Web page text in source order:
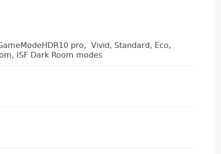
pro, Vivid, Standard, Eco,
ISF Dark Room modes